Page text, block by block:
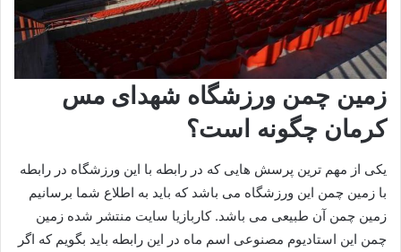
زمین چمن ورزشگاه شهدای مس
کرمان چگونه است؟
یکی از مهم ترین پرسش هایی که در رابطه با این ورزشگاه در رابطه
با زمین چمن این ورزشگاه می باشد که باید به اطلاع شما برسانیم
زمین چمن آن طبیعی می باشد. کاربازیا سایت منتشر شده زمین
چمن این استادیوم مصنوعی اسم ماه در این رابطه باید بگویم که اگر